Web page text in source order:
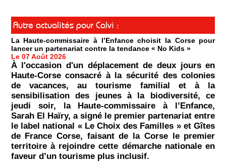
Autre actualités pour Calvi :
La Haute-commissaire à l’Enfance choisit la Corse pour
lancer un partenariat contre la tendance « No Kids »
Le 07 Août 2026
À l'occasion d'un déplacement de deux jours en
Haute-Corse consacré à la sécurité des colonies
de vacances, au tourisme familial et à la
sensibilisation des jeunes à la biodiversité, ce
jeudi soir, la Haute-commissaire à l’Enfance,
Sarah El Haïry, a signé le premier partenariat entre
le label national « Le Choix des Familles » et Gîtes
de France Corse, faisant de la Corse le premier
territoire à rejoindre cette démarche nationale en
faveur d’un tourisme plus inclusif.